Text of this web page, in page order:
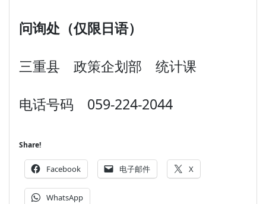
问询处 （仅限日语）
三重县 政策企划部 统计课
电话号码 059-224-2044
Share!
Facebook 电子邮件 X
WhatsApp